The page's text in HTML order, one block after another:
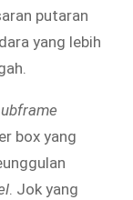
putaran
yang lebih
box yang
. Jok yang